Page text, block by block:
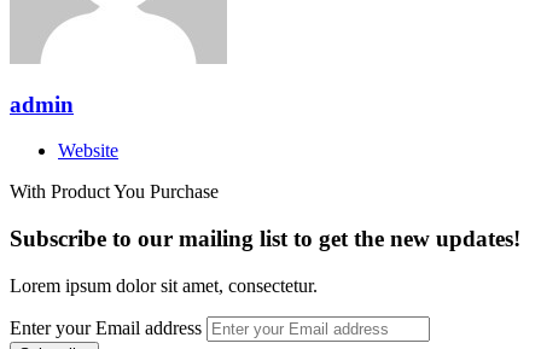
admin
Website
With Product You Purchase
Subscribe to our mailing list to get the new updates!
Lorem ipsum dolor sit amet, consectetur.
Enter your Email address